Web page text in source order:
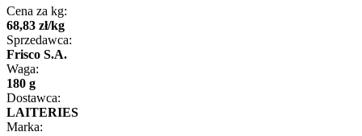
Cena za kg:
68,83 zł/kg
Sprzedawca:
Frisco S.A.
Waga:
180 g
Dostawca:
LAITERIES
Marka: